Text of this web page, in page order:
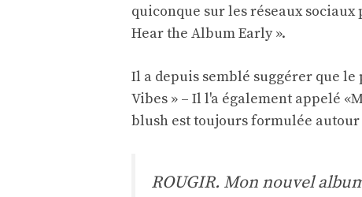
quiconque sur les réseaux
Hear the Album Early ».
Il a depuis semblé suggérer que le
Vibes » – Il l'a également appelé
blush est toujours formulée
ROUGIR. Mon nouvel